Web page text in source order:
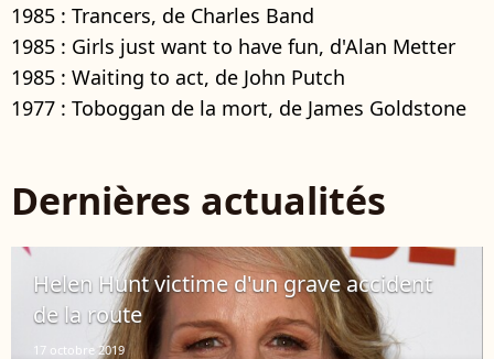
1985 : Trancers, de Charles Band
1985 : Girls just want to have fun, d'Alan Metter
1985 : Waiting to act, de John Putch
1977 : Toboggan de la mort, de James Goldstone
Dernières actualités
Helen Hunt victime d'un grave accident
de la route
17 octobre 2019